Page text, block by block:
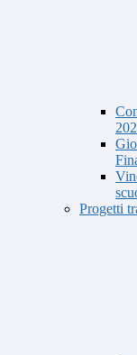
Progetti